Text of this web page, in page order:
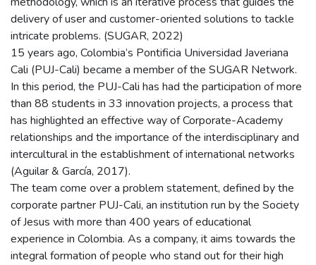
delivery of user and customer-oriented solutions to tackle
intricate problems. (SUGAR, 2022)
15 years ago, Colombia’s Pontificia Universidad Javeriana
Cali (PUJ-Cali) became a member of the SUGAR Network.
In this period, the PUJ-Cali has had the participation of more
than 88 students in 33 innovation projects, a process that
has highlighted an effective way of Corporate-Academy
relationships and the importance of the interdisciplinary and
intercultural in the establishment of international networks
(Aguilar & García, 2017).
The team come over a problem statement, defined by the
corporate partner PUJ-Cali, an institution run by the Society
of Jesus with more than 400 years of educational
experience in Colombia. As a company, it aims towards the
integral formation of people who stand out for their high